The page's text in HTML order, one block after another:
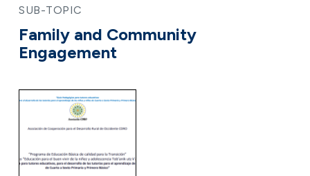
SUB-TOPIC
Family and Community
Engagement